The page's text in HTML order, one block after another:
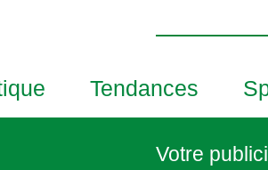
V
e
Tendances
Votre